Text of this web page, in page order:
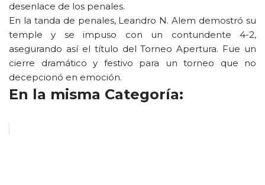
desenlace de los penales.
En la tanda de penales, Leandro N. Alem demostró su
temple y se impuso con un contundente 4-2,
asegurando así el título del Torneo Apertura. Fue un
cierre dramático y festivo para un torneo que no
decepcionó en emoción.
En la misma Categoría: